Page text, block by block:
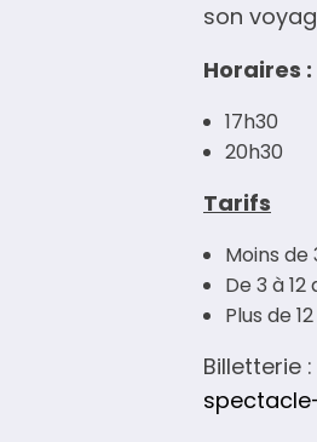
son
Horaires :
17h30
20h30
Tarifs
Moins
De 3 à
Plus de
Billetterie :